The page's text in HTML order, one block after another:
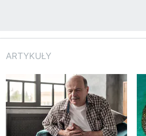
ARTYKUŁY